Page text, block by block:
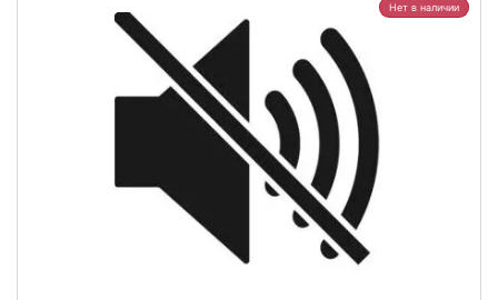
Нет в наличии